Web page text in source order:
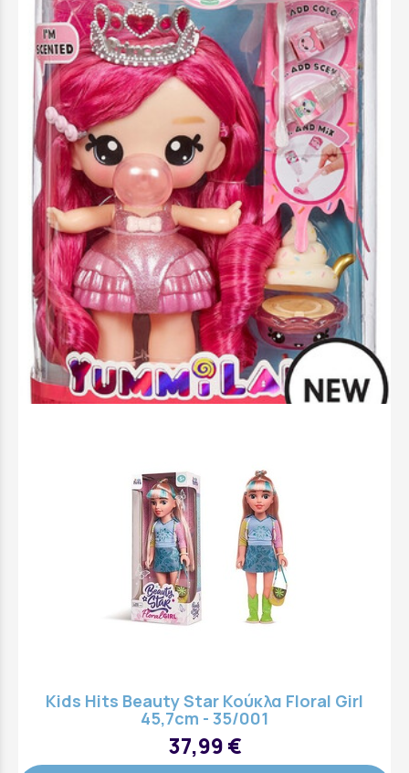
Yummiland Μεγάλη Κούκλα 25 Εκ.+ Lipgloss
Pet- Bianca Bubblegum - 120735EUC
34,99 €
Προσθήκη στο Καλάθι
Άμεσα διαθέσιμο
Kids Hits Beauty Star Κούκλα Floral Girl
45,7cm - 35/001
37,99 €